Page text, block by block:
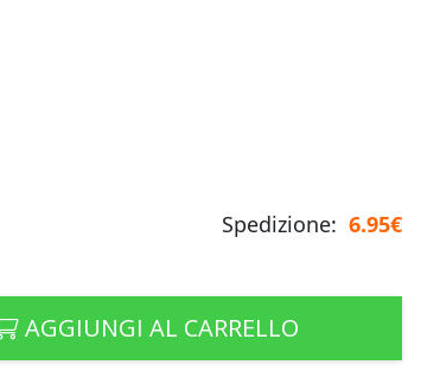
Spedizione: 6.95€
AGGIUNGI AL CARRELLO